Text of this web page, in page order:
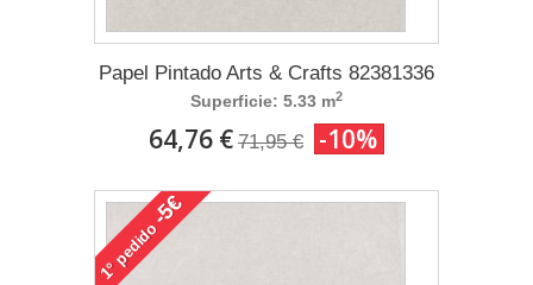
Papel Pintado Arts & Crafts 82381336
Superficie: 5.33 m2
64,76 € 71,95 € -10%
1°
pedido
-5€